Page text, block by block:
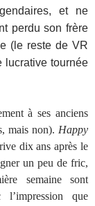
et ne
perdu son frère
(le reste de VR
lucrative tournée
à ses anciens
mais non). Happy
dix ans après le
un peu de fric,
semaine sont
l’impression que